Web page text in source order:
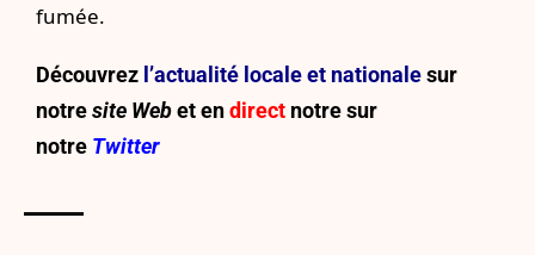
fumée.
Découvrez l’actualité locale et nationalesur
notresite Webet endirect notre sur
notre Twitter